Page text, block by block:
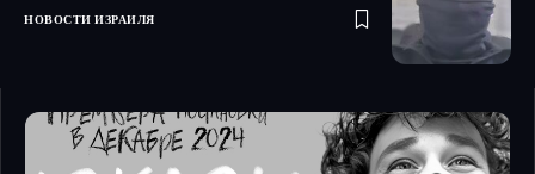
НОВОСТИ ИЗРАИЛЯ